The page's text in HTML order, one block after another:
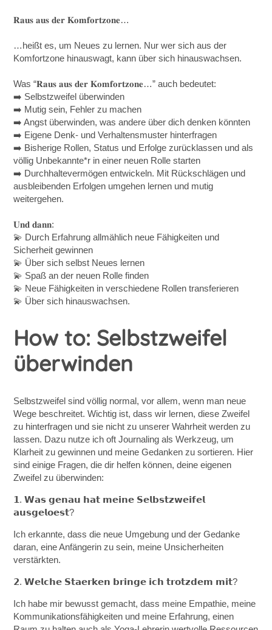
𝐑𝐚𝐮𝐬 𝐚𝐮𝐬 𝐝𝐞𝐫 𝐊𝐨𝐦𝐟𝐨𝐫𝐭𝐳𝐨𝐧𝐞…
…heißt es, um Neues zu lernen. Nur wer sich aus der
Komfortzone hinauswagt, kann über sich hinauswachsen.
Was “𝐑𝐚𝐮𝐬 𝐚𝐮𝐬 𝐝𝐞𝐫 𝐊𝐨𝐦𝐟𝐨𝐫𝐭𝐳𝐨𝐧𝐞…” auch bedeutet:
➡️ Selbstzweifel überwinden
➡️ Mutig sein, Fehler zu machen
➡️ Angst überwinden, was andere über dich denken könnten
➡️ Eigene Denk- und Verhaltensmuster hinterfragen
➡️ Bisherige Rollen, Status und Erfolge zurücklassen und als
völlig Unbekannte*r in einer neuen Rolle starten
➡️ Durchhaltevermögen entwickeln. Mit Rückschlägen und
ausbleibenden Erfolgen umgehen lernen und mutig
weitergehen.
𝐔𝐧𝐝 𝐝𝐚𝐧𝐧:
💫 Durch Erfahrung allmählich neue Fähigkeiten und
Sicherheit gewinnen
💫 Über sich selbst Neues lernen
💫 Spaß an der neuen Rolle finden
💫 Neue Fähigkeiten in verschiedene Rollen transferieren
💫 Über sich hinauswachsen.
How to: Selbstzweifel
überwinden
Selbstzweifel sind völlig normal, vor allem, wenn man neue
Wege beschreitet. Wichtig ist, dass wir lernen, diese Zweifel
zu hinterfragen und sie nicht zu unserer Wahrheit werden zu
lassen. Dazu nutze ich oft Journaling als Werkzeug, um
Klarheit zu gewinnen und meine Gedanken zu sortieren. Hier
sind einige Fragen, die dir helfen können, deine eigenen
Zweifel zu überwinden:
𝟭. 𝗪𝗮𝘀 𝗴𝗲𝗻𝗮𝘂 𝗵𝗮𝘁 𝗺𝗲𝗶𝗻𝗲 𝗦𝗲𝗹𝗯𝘀𝘁𝘇𝘄𝗲𝗶𝗳𝗲𝗹
𝗮𝘂𝘀𝗴𝗲𝗹𝗼𝗲𝘀𝘁?
Ich erkannte, dass die neue Umgebung und der Gedanke
daran, eine Anfängerin zu sein, meine Unsicherheiten
verstärkten.
𝟮. 𝗪𝗲𝗹𝗰𝗵𝗲 𝗦𝘁𝗮𝗲𝗿𝗸𝗲𝗻 𝗯𝗿𝗶𝗻𝗴𝗲 𝗶𝗰𝗵 𝘁𝗿𝗼𝘁𝘇𝗱𝗲𝗺 𝗺𝗶𝘁?
Ich habe mir bewusst gemacht, dass meine Empathie, meine
Kommunikationsfähigkeiten und meine Erfahrung, einen